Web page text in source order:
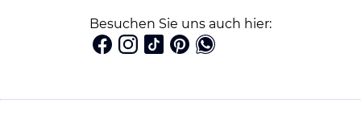
Besuchen Sie uns auch hier: